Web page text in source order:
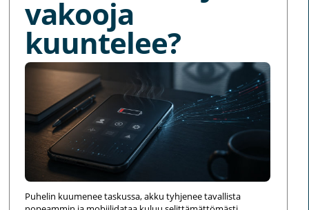
vakooja
kuuntelee?
Puhelin kuumenee taskussa, akku tyhjenee tavallista